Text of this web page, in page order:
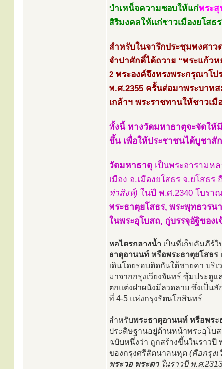
บำเหน็จความชอบให้แก่พระสุ
สิริมงคลให้แก่ชาวเมืองยโสธ
สำหรับในจารึกประชุมพงศาว
จำปาศักดิ์ได้ถวาย “พระแก้ว
2 พระองค์จึงทรงพระกรุณาโ
พ.ศ.2355 ครั้นต่อมาพระบาท
เกล้าฯ พระราชทานให้ชาวเ
ทั้งนี้ ทางวัดมหาธาตุจะจัดให้
ขึ้น เพื่อให้ประชาชนได้บูชาสั
วัดมหาธาตุ เป็นพระอารามห
เมือง อ.เมืองยโสธร จ.ยโสธ
ท่าสิงห์) ในปี พ.ศ.2340 โบร
พระธาตุยโสธร, พระพุทธวรน
ในพระอุโบสถ, กู่บรรจุอัฐิของ
หอไตรกลางน้ำ เป็นที่เก็บคัมภีร์ใ
ธาตุอานนท์ หรือพระธาตุยโสธร
เดินโดยรอบติดกันใต้ชายคา บริ
มาจากกรุงเวียงจันทร์ ซุ้มประตู
ตกแต่งฝาผนังมีลวดลาย ซึ่งเป็น
ที่ 4-5 แห่งกรุงรัตนโกสินทร์
สำหรับพระธาตุอานนท์ หรือพระ
ประดิษฐานอยู่ด้านหน้าพระอุโบ
ฉบับหนึ่งว่า ถูกสร้างขึ้นในราวปี
ของกรุงศรีสัตนาคนหุต (คือกรุง
พระวอ พระตาในราวปี พ.ศ